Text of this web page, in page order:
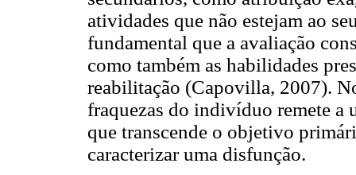
atividades que não estejam ao
fundamental que a avaliação
como também as habilidades
reabilitação (Capovilla, 2007).
fraquezas do indivíduo remete a
que transcende o objetivo
caracterizar uma disfunção.